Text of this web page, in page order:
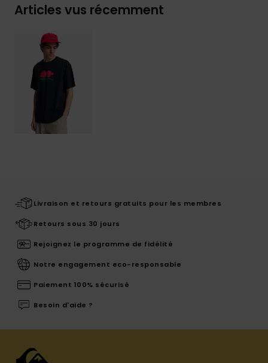
Articles vus récemment
Livraison et retours gratuits pour les membres
Retours sous 30 jours
Rejoignez le programme de fidélité
Notre engagement eco-responsable
Paiement 100% sécurisé
Besoin d'aide ?